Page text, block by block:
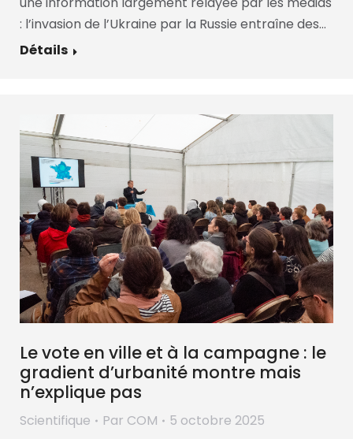
: l’invasion de l’Ukraine par la Russie entraîne des…
Détails
Le vote en ville et à la campagne : le
gradient d’urbanité montre mais
n’explique pas
Scientifique Par COM
5 octobre 2025